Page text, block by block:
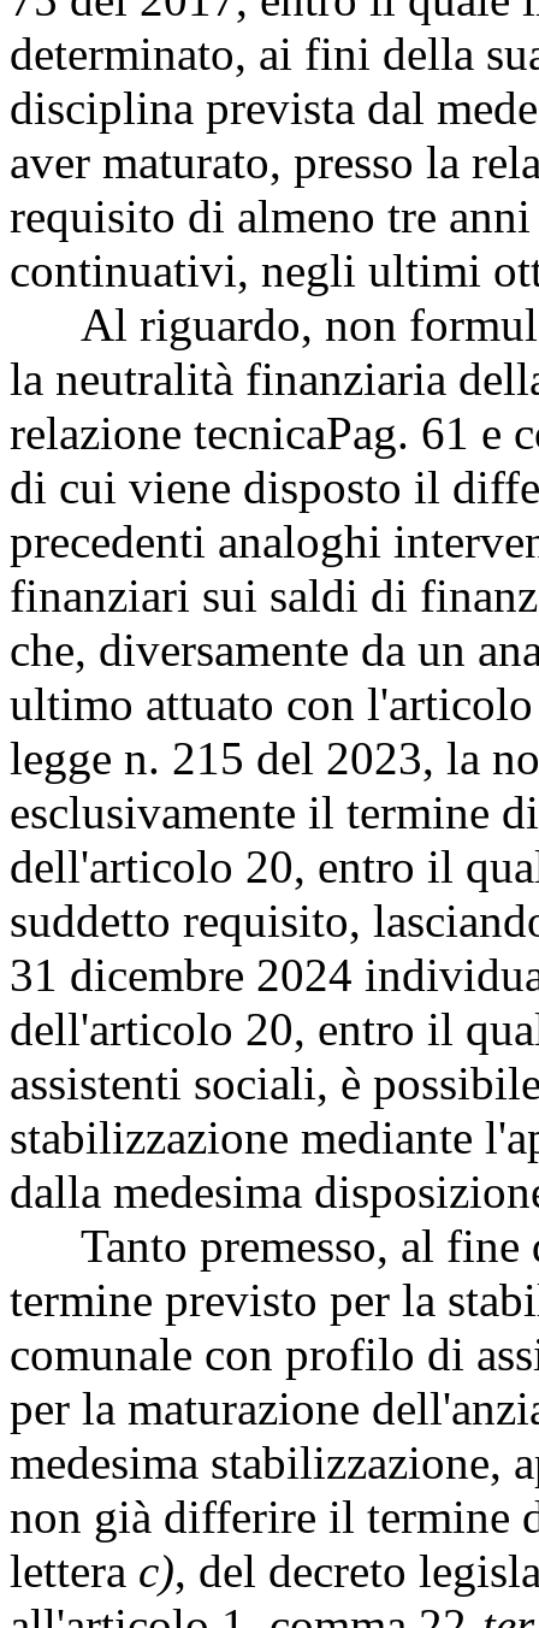
determinato, ai fini della
disciplina prevista dal
aver maturato, presso la
requisito di almeno tre
continuativi, negli ultimi
Al riguardo, non
la neutralità finanziaria
relazione tecnicaPag. 61 e
di cui viene disposto il
precedenti analoghi
finanziari sui saldi di
che, diversamente da un
ultimo attuato con
legge n. 215 del 2023, la
esclusivamente il termine
dell'articolo 20, entro il
suddetto requisito,
31 dicembre 2024
dell'articolo 20, entro il
assistenti sociali, è
stabilizzazione mediante
dalla medesima
Tanto premesso, al fine
termine previsto per la
comunale con profilo di
per la maturazione
medesima stabilizzazione,
non già differire il termine
lettera c), del decreto